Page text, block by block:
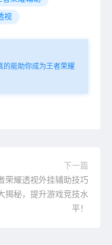
视
的能助你成为王者荣耀
下一篇
荣耀透视外挂辅助技巧
揭秘，提升游戏竞技水
平！